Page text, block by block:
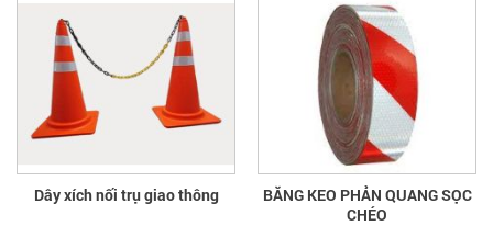
Dây xích nối trụ giao thông
BĂNG KEO PHẢN QUANG SỌC
CHÉO